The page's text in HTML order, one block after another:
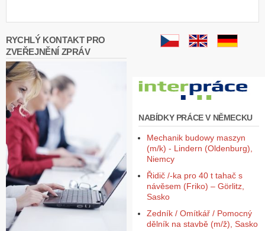
RYCHLÝ KONTAKT PRO
ZVEŘEJNĚNÍ ZPRÁV
NABÍDKY PRÁCE V NĚMECKU
Mechanik budowy maszyn
(m/k) - Lindern (Oldenburg),
Niemcy
Řidič /-ka pro 40 t tahač s
návěsem (Friko) – Görlitz,
Sasko
Zedník / Omítkář / Pomocný
dělník na stavbě (m/ž), Sasko